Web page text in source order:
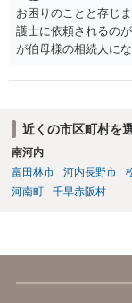
お困りのことと存じ
護士に依頼されるの
が伯母様の相続人に
に呼ばれなかったこ
しょうから、こちら
す。 仮に訴訟を起こ
される弁護士の方に
か。 以上ご参考にし
近くの市区町村を
南河内
富田林市
河内長野市
河南町
千早赤阪村